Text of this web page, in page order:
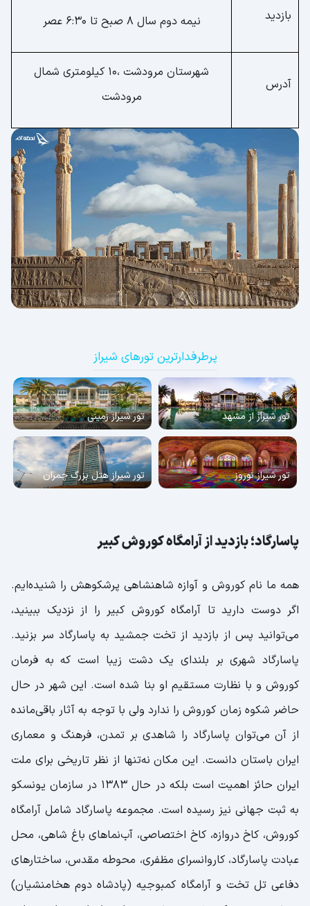
بازدید
نیمه دوم سال ۸ صبح تا ۶:۳۰ عصر
آدرس
شهرستان مرودشت ،۱۰ کیلومتری شمال
مرودشت
پرطرفدارترین تورهای شیراز
تور شیراز از مشهد تور شیراز زمینی
تور شیراز نوروز تور شیراز هتل بزرگ چمران
پاسارگاد؛ بازدید از آرامگاه کوروش کبیر
همه ما نام کوروش و آوازه شاهنشاهی پرشکوهش را شنیده‌ایم.
اگر دوست دارید تا آرامگاه کوروش کبیر را از نزدیک ببینید،
می‌توانید پس از بازدید از تخت جمشید به پاسارگاد سر بزنید.
پاسارگاد شهری بر بلندای یک دشت زیبا است که به فرمان
کوروش و با نظارت مستقیم او بنا شده است. این شهر در حال
حاضر شکوه زمان کوروش را ندارد ولی با توجه به آثار باقی‌مانده
از آن می‌توان پاسارگاد را شاهدی بر تمدن، فرهنگ و معماری
ایران باستان دانست. این مکان نه‌تنها از نظر تاریخی برای ملت
ایران حائز اهمیت است بلکه در حال 1383 در سازمان یونسکو
به ثبت جهانی نیز رسیده است. مجموعه پاسارگاد شامل آرامگاه
کوروش، کاخ دروازه، کاخ اختصاصی، آب‌نماهای باغ شاهی، محل
عبادت پاسارگاد، کاروانسرای مظفری، محوطه مقدس، ساختارهای
دفاعی تل تخت و آرامگاه کمبوجیه (پادشاه دوم هخامنشیان)